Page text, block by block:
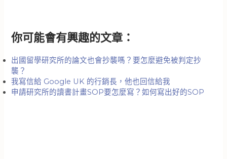
你可能會有興趣的文章：
出國留學研究所的論文也會抄襲嗎？要怎麼避免被判定抄
襲？
我寫信給 Google UK 的行銷長，他也回信給我
申請研究所的讀書計畫SOP要怎麼寫？如何寫出好的SOP